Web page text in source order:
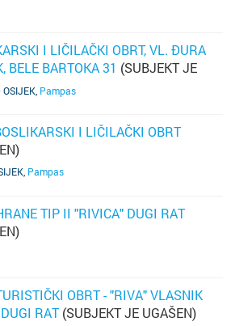
I LIČILAČKI OBRT, VL. ĐURA
BELE BARTOKA 31 (SUBJEKT JE
OSIJEK Pampas
I LIČILAČKI OBRT
Pampas
TIP II "RIVICA" DUGI RAT
OBRT - "RIVA" VLASNIK
RAT(SUBJEKT JE UGAŠEN)